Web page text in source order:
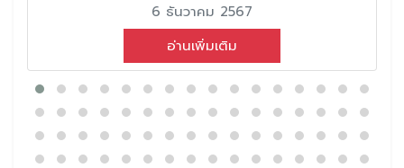
6 ธันวาคม 2567
อ่านเพิ่มเติม